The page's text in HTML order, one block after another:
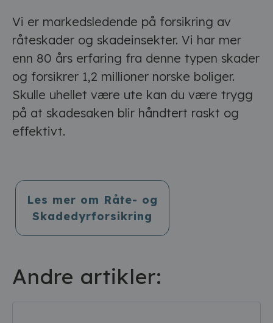
Vi er markedsledende på forsikring av
råteskader og skadeinsekter. Vi har mer
enn 80 års erfaring fra denne typen skader
og forsikrer 1,2 millioner norske boliger.
Skulle uhellet være ute kan du være trygg
på at skadesaken blir håndtert raskt og
effektivt.
Les mer om Råte- og
Skadedyrforsikring
Andre artikler: